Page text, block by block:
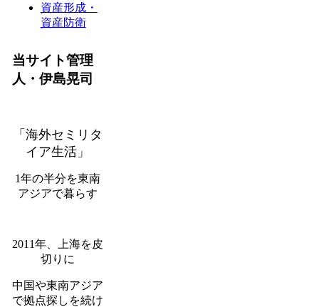
資産形成・
資産防衛
当サイト管理
人・伊島晃司
「海外セミリタ
イア生活」
1年の半分を東南
アジアで暮らす
2011年、上海を皮
切りに
中国や東南アジア
で拠点探しを続け